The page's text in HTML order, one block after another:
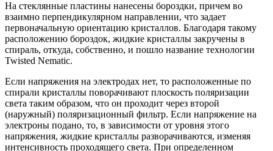
На стеклянные пластины нанесены бороздки, причем во
взаимно перпендикулярном направлении, что задает
первоначальную ориентацию кристаллов. Благодаря такому
расположению бороздок, жидкие кристаллы закручены в
спираль, откуда, собственно, и пошло название технологии
Twisted Nematic.
Если напряжения на электродах нет, то расположенные по
спирали кристаллы поворачивают плоскость поляризации
света таким образом, что он проходит через второй
(наружный) поляризационный фильтр. Если напряжение на
электроны подано, то, в зависимости от уровня этого
напряжения, жидкие кристаллы разворачиваются, изменяя
интенсивность проходящего света. При определенном